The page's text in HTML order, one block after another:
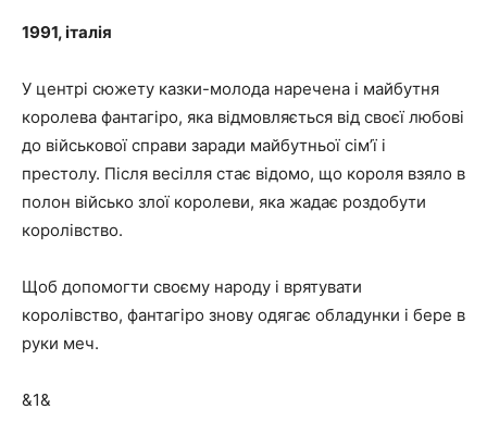
1991, італія
У центрі сюжету казки-молода наречена і майбутня
королева фантагіро, яка відмовляється від своєї любові
до військової справи заради майбутньої сім’ї і
престолу. Після весілля стає відомо, що короля взяло в
полон військо злої королеви, яка жадає роздобути
королівство.
Щоб допомогти своєму народу і врятувати
королівство, фантагіро знову одягає обладунки і бере в
руки меч.
&1&